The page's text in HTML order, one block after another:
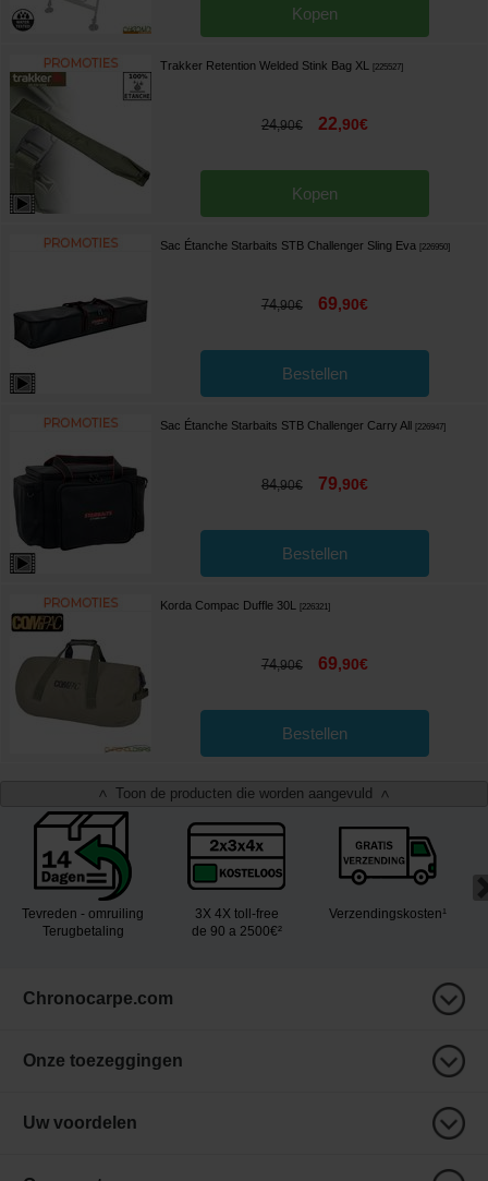
Kopen
Trakker Retention Welded Stink Bag XL [225527]
24,90€ 22,90€
Kopen
Sac Étanche Starbaits STB Challenger Sling Eva [226950]
74,90€ 69,90€
Bestellen
Sac Étanche Starbaits STB Challenger Carry All [226947]
84,90€ 79,90€
Bestellen
Korda Compac Duffle 30L [226321]
74,90€ 69,90€
Bestellen
< Toon de producten die worden aangevuld >
Tevreden - omruiling
Terugbetaling
3X 4X toll-free
de 90 a 2500€²
Verzendingskosten¹
Chronocarpe.com
Onze toezeggingen
Uw voordelen